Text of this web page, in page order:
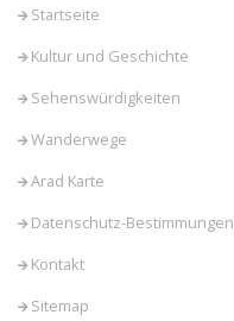
Startseite
Kultur und Geschichte
Sehenswürdigkeiten
Wanderwege
Arad Karte
Datenschutz-Bestimmungen
Kontakt
Sitemap